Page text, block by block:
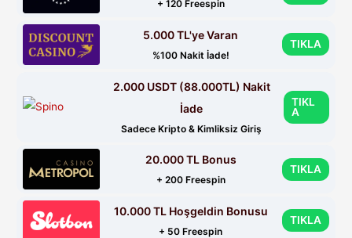
+ 120 Freespin
5.000 TL'ye Varan
%100 Nakit İade!
TIKLA
2.000 USDT (88.000TL) Nakit
İade
Sadece Kripto & Kimliksiz Giriş
TIKL
A
20.000 TL Bonus
+ 200 Freespin
TIKLA
10.000 TL Hoşgeldin Bonusu
+ 50 Freespin
TIKLA